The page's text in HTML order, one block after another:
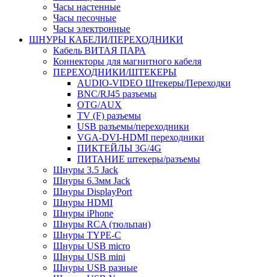
Часы настенные
Часы песочные
Часы электронные
ШНУРЫ КАБЕЛИ/ПЕРЕХОДНИКИ
Кабель ВИТАЯ ПАРА
Коннекторы для магнитного кабеля
ПЕРЕХОДНИКИ/ШТЕКЕРЫ
AUDIO-VIDEO Штекеры/Переходки
BNC/RJ45 разъемы
OTG/AUX
TV (F) разъемы
USB разъемы/переходники
VGA-DVI-HDMI переходники
ПИКТЕЙЛЫ 3G/4G
ПИТАНИЕ штекеры/разъемы
Шнуры 3.5 Jack
Шнуры 6.3мм Jack
Шнуры DisplayPort
Шнуры HDMI
Шнуры iPhone
Шнуры RCA (тюльпан)
Шнуры TYPE-C
Шнуры USB micro
Шнуры USB mini
Шнуры USB разные